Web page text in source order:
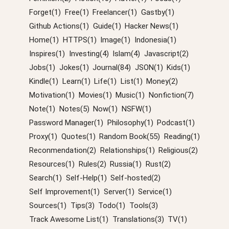
Forget(1) Free(1) Freelancer(1) Gastby(1)
Github Actions(1) Guide(1) Hacker News(1)
Home(1) HTTPS(1) Image(1) Indonesia(1)
Inspires(1) Investing(4) Islam(4) Javascript(2)
Jobs(1) Jokes(1) Journal(84) JSON(1) Kids(1)
Kindle(1) Learn(1) Life(1) List(1) Money(2)
Motivation(1) Movies(1) Music(1) Nonfiction(7)
Note(1) Notes(5) Now(1) NSFW(1)
Password Manager(1) Philosophy(1) Podcast(1)
Proxy(1) Quotes(1) Random Book(55) Reading(1)
Reconmendation(2) Relationships(1) Religious(2)
Resources(1) Rules(2) Russia(1) Rust(2)
Search(1) Self-Help(1) Self-hosted(2)
Self Improvement(1) Server(1) Service(1)
Sources(1) Tips(3) Todo(1) Tools(3)
Track Awesome List(1) Translations(3) TV(1)